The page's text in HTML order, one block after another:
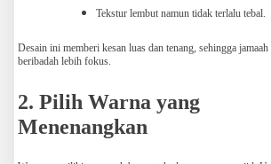
Tekstur lembut namun tidak terlalu tebal.
Desain ini memberi kesan luas dan tenang, sehingga jamaah
beribadah lebih fokus.
2. Pilih Warna yang
Menenangkan